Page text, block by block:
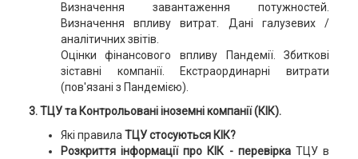
Визначення завантаження потужностей.
Визначення впливу витрат. Дані галузевих /
аналітичних звітів.
Оцінки фінансового впливу Пандемії. Збиткові
зіставні компанії. Екстраординарні витрати
(пов'язані з Пандемією).
3. ТЦУ та Контрольовані іноземні компанії (КІК).
Які правилаТЦУ стосуються КІК?
Розкриття інформації про КІК - перевірка ТЦУ в